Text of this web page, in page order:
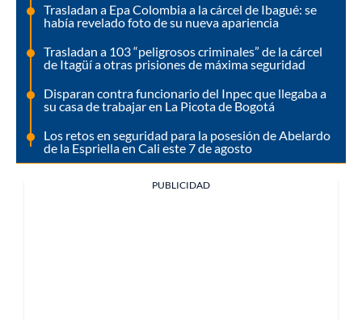
Trasladan a Epa Colombia a la cárcel de Ibagué: se
había revelado foto de su nueva apariencia
Trasladan a 103 “peligrosos criminales” de la cárcel
de Itagüí a otras prisiones de máxima seguridad
Disparan contra funcionario del Inpec que llegaba a
su casa de trabajar en La Picota de Bogotá
Los retos en seguridad para la posesión de Abelardo
de la Espriella en Cali este 7 de agosto
PUBLICIDAD